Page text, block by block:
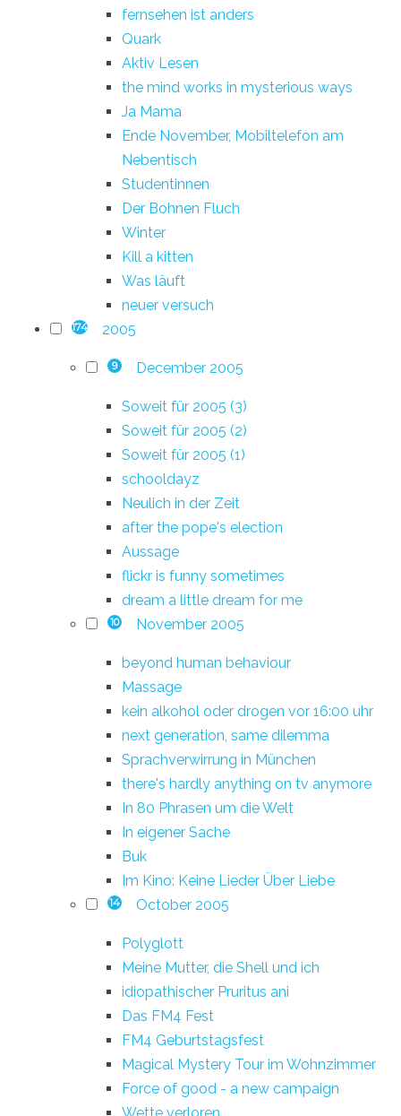
fernsehen ist anders
Quark
Aktiv Lesen
the mind works in mysterious ways
Ja Mama
Ende November, Mobiltelefon am
Nebentisch
Studentinnen
Der Bohnen Fluch
Winter
Kill a kitten
Was läuft
neuer versuch
174 2005
9 December 2005
Soweit für 2005 (3)
Soweit für 2005 (2)
Soweit für 2005 (1)
schooldayz
Neulich in der Zeit
after the pope's election
Aussage
flickr is funny sometimes
dream a little dream for me
10 November 2005
beyond human behaviour
Massage
kein alkohol oder drogen vor 16:00 uhr
next generation, same dilemma
Sprachverwirrung in München
there's hardly anything on tv anymore
In 80 Phrasen um die Welt
In eigener Sache
Buk
Im Kino: Keine Lieder Über Liebe
14 October 2005
Polyglott
Meine Mutter, die Shell und ich
idiopathischer Pruritus ani
Das FM4 Fest
FM4 Geburtstagsfest
Magical Mystery Tour im Wohnzimmer
Force of good - a new campaign
Wette verloren